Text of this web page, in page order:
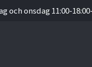
och onsdag 11:00-18:00-